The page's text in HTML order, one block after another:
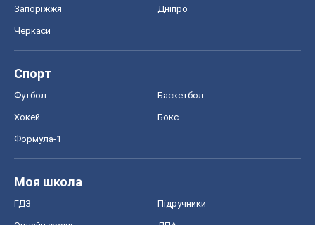
Запоріжжя Дніпро
Черкаси
Спорт
Футбол Баскетбол
Хокей Бокс
Формула-1
Моя школа
ГДЗ Підручники